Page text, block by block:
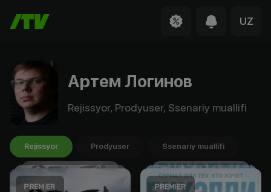
UZ
Артем Логинов
Rejissyor, Prodyuser, Ssenariy muallifi
Rejissyor Prodyuser Ssenariy muallifi